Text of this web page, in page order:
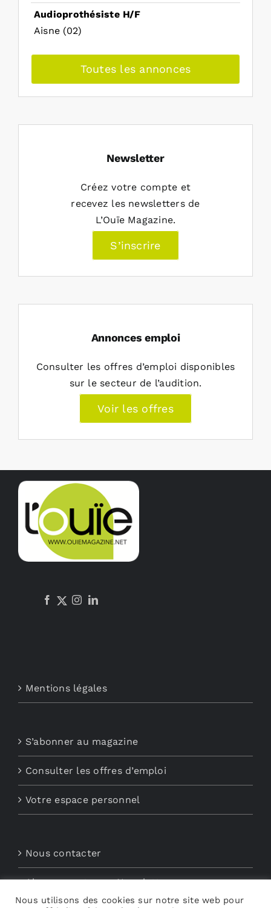
Audioprothésiste H/F
Aisne (02)
Toutes les annonces
Newsletter
Créez votre compte et
recevez les newsletters de
L’Ouïe Magazine.
S’inscrire
Annonces emploi
Consulter les offres d’emploi disponibles
sur le secteur de l’audition.
Voir les offres
Mentions légales
S’abonner au magazine
Consulter les offres d’emploi
Votre espace personnel
Nous contacter
Abonnements aux Newsletters
Nous utilisons des cookies sur notre site web pour